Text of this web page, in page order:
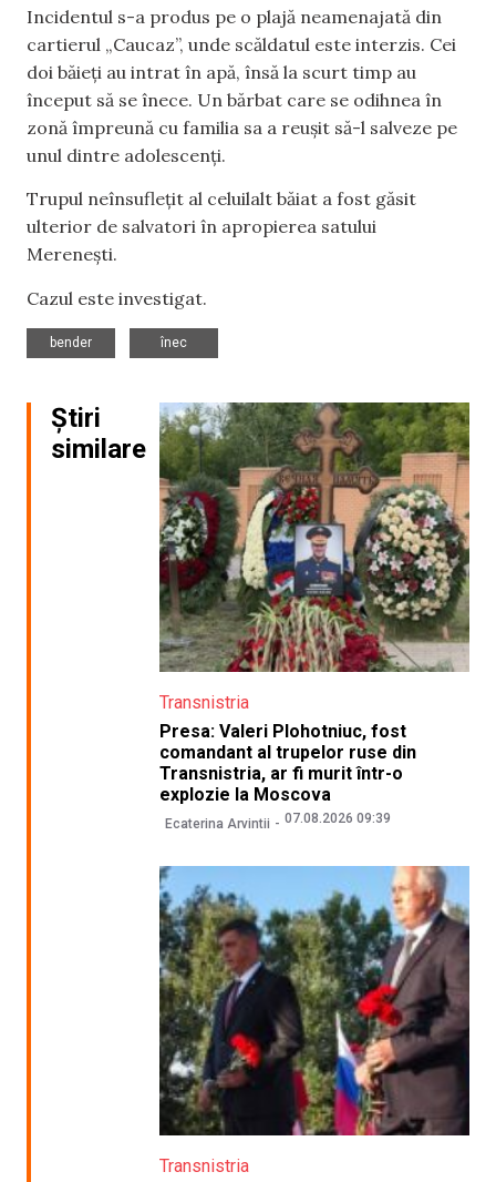
Incidentul s-a produs pe o plajă neamenajată din
cartierul „Caucaz”, unde scăldatul este interzis. Cei
doi băieți au intrat în apă, însă la scurt timp au
început să se înece. Un bărbat care se odihnea în
zonă împreună cu familia sa a reușit să-l salveze pe
unul dintre adolescenți.
Trupul neînsuflețit al celuilalt băiat a fost găsit
ulterior de salvatori în apropierea satului
Merenești.
Cazul este investigat.
bender
înec
Știri
similare
Transnistria
Presa: Valeri Plohotniuc, fost
comandant al trupelor ruse din
Transnistria, ar fi murit într-o
explozie la Moscova
Ecaterina Arvintii 07.08.2026 09:39
Transnistria